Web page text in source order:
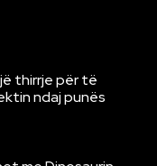
thirrje për të
ndaj punës